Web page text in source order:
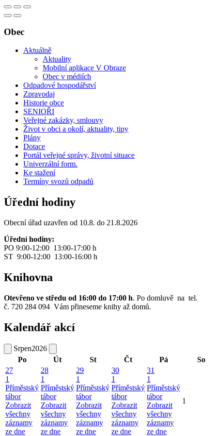
Obec
Aktuálně
Aktuality
Mobilní aplikace V Obraze
Obec v médiích
Odpadové hospodářství
Zpravodaj
Historie obce
SENIOŘI
Veřejné zakázky, smlouvy
Život v obci a okolí, aktuality, tipy
Plány
Dotace
Portál veřejné správy, životní situace
Univerzální form.
Ke stažení
Termíny svozů odpadů
Úřední hodiny
Obecní úřad uzavřen od 10.8. do 21.8.2026
Úřední hodiny:
PO 9:00-12:00 13:00-17:00 h
ST 9:00-12:00 13:00-16:00 h
Knihovna
Otevřeno ve středu od 16:00 do 17:00 h. Po domluvě na tel.
č. 720 284 094 Vám přineseme knihy až domů.
Kalendář akcí
Srpen2026
Po
Út St Čt Pá
So
27
1
Příměstský
tábor
Zobrazit
všechny
záznamy
ze dne
28
1
Příměstský
tábor
Zobrazit
všechny
záznamy
ze dne
29
1
Příměstský
tábor
Zobrazit
všechny
záznamy
ze dne
30
1
Příměstský
tábor
Zobrazit
všechny
záznamy
ze dne
31
1
Příměstský
tábor
Zobrazit
všechny
záznamy
ze dne
1